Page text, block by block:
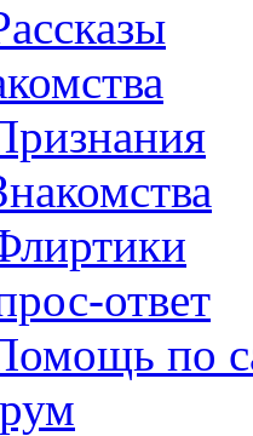
ответ
по